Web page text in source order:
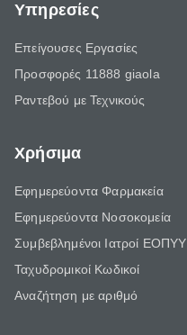
Υπηρεσίες
Επείγουσες Εργασίες
Προσφορές 11888 giaola
Ραντεβού με Τεχνικούς
Χρήσιμα
Εφημερεύοντα Φαρμακεία
Εφημερεύοντα Νοσοκομεία
Συμβεβλημένοι Ιατροί ΕΟΠΥΥ
Ταχυδρομικοί Κωδικοί
Αναζήτηση με αριθμό